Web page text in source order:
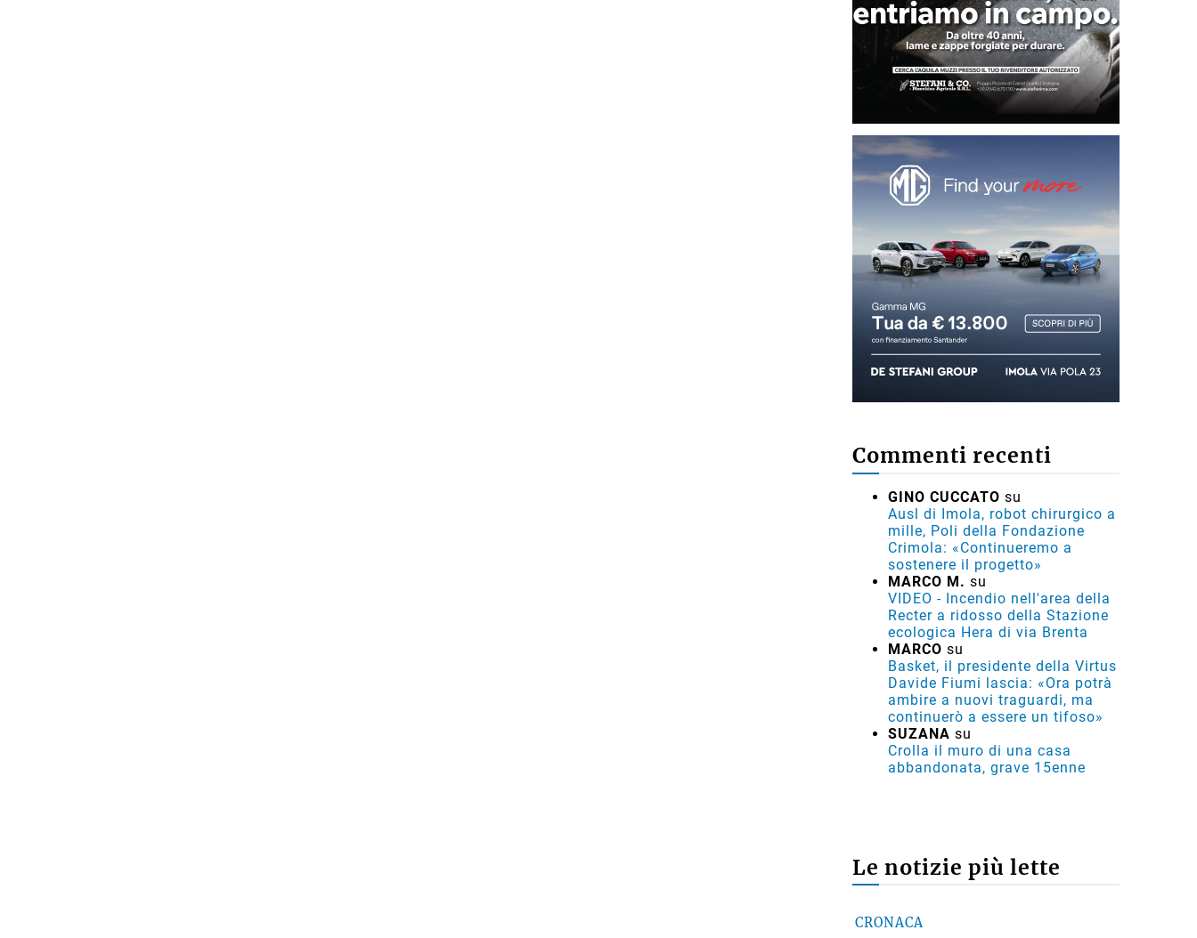
Commenti recenti
GINO CUCCATO su
Ausl di Imola, robot chirurgico a
mille, Poli della Fondazione
Crimola: «Continueremo a
sostenere il progetto»
MARCO M. su
VIDEO - Incendio nell'area della
Recter a ridosso della Stazione
ecologica Hera di via Brenta
MARCO su
Basket, il presidente della Virtus
Davide Fiumi lascia: «Ora potrà
ambire a nuovi traguardi, ma
continuerò a essere un tifoso»
SUZANA su
Crolla il muro di una casa
abbandonata, grave 15enne
Le notizie più lette
CRONACA